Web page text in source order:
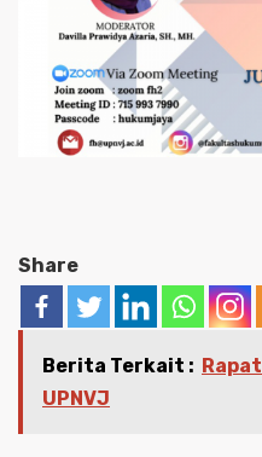
Share
Berita Terkait :
UPNVJ